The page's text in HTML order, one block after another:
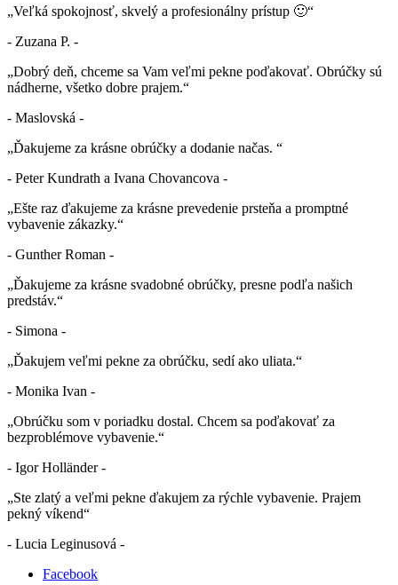
„Veľká spokojnosť, skvelý a profesionálny prístup 🙂“
- Zuzana P. -
„Dobrý deň, chceme sa Vam veľmi pekne poďakovať. Obrúčky sú
nádherne, všetko dobre prajem.“
- Maslovská -
„Ďakujeme za krásne obrúčky a dodanie načas. “
- Peter Kundrath a Ivana Chovancova -
„Ešte raz ďakujeme za krásne prevedenie prsteňa a promptné
vybavenie zákazky.“
- Gunther Roman -
„Ďakujeme za krásne svadobné obrúčky, presne podľa našich
predstáv.“
- Simona -
„Ďakujem veľmi pekne za obrúčku, sedí ako uliata.“
- Monika Ivan -
„Obrúčku som v poriadku dostal. Chcem sa poďakovať za
bezproblémove vybavenie.“
- Igor Holländer -
„Ste zlatý a veľmi pekne ďakujem za rýchle vybavenie. Prajem
pekný víkend“
- Lucia Leginusová -
Facebook